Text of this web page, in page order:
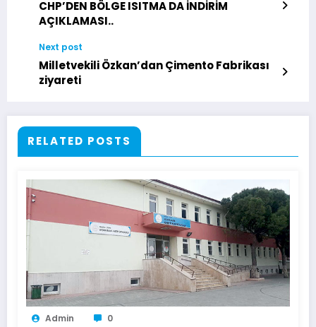
CHP’DEN BÖLGE ISITMA DA İNDİRİM
AÇIKLAMASI..
Next post
Milletvekili Özkan’dan Çimento Fabrikası
ziyareti
RELATED POSTS
Admin 0